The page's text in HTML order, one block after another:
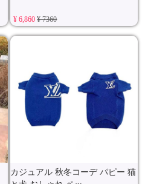
¥ 6,860¥ 7360
カジュアル 秋冬コーデ パピー 猫